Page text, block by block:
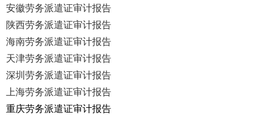
安徽劳务派遣证审计报告
陕西劳务派遣证审计报告
海南劳务派遣证审计报告
天津劳务派遣证审计报告
深圳劳务派遣证审计报告
上海劳务派遣证审计报告
重庆劳务派遣证审计报告